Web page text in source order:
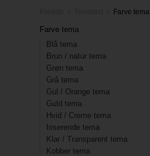
Farve tema
Farve tema
Blå tema
Brun / natur tema
Grøn tema
Grå tema
Gul / Orange tema
Guld tema
Hvid / Creme tema
Iriserende tema
Klar / Transparent tema
Kobber tema